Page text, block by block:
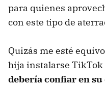
para quienes
con este tipo de
Quizás me esté
hija instalarse TikTok
debería confiar en